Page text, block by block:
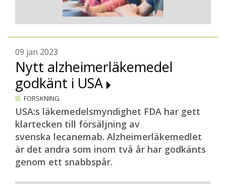
09 jan 2023
Nytt alzheimerläkemedel
godkänt i USA
FORSKNING
USA:s läkemedelsmyndighet FDA har gett
klartecken till försäljning av
svenska lecanemab. Alzheimerläkemedlet
är det andra som inom två år har godkänts
genom ett snabbspår.